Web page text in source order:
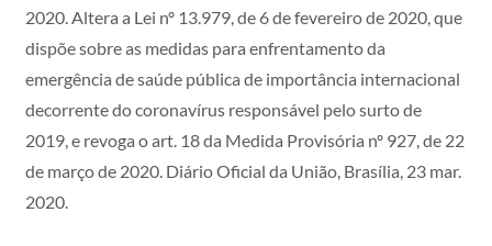
2020. Altera a Lei nº 13.979, de 6 de fevereiro de 2020, que
dispõe sobre as medidas para enfrentamento da
emergência de saúde pública de importância internacional
decorrente do coronavírus responsável pelo surto de
2019, e revoga o art. 18 da Medida Provisória nº 927, de 22
de março de 2020. Diário Oficial da União, Brasília, 23 mar.
2020.